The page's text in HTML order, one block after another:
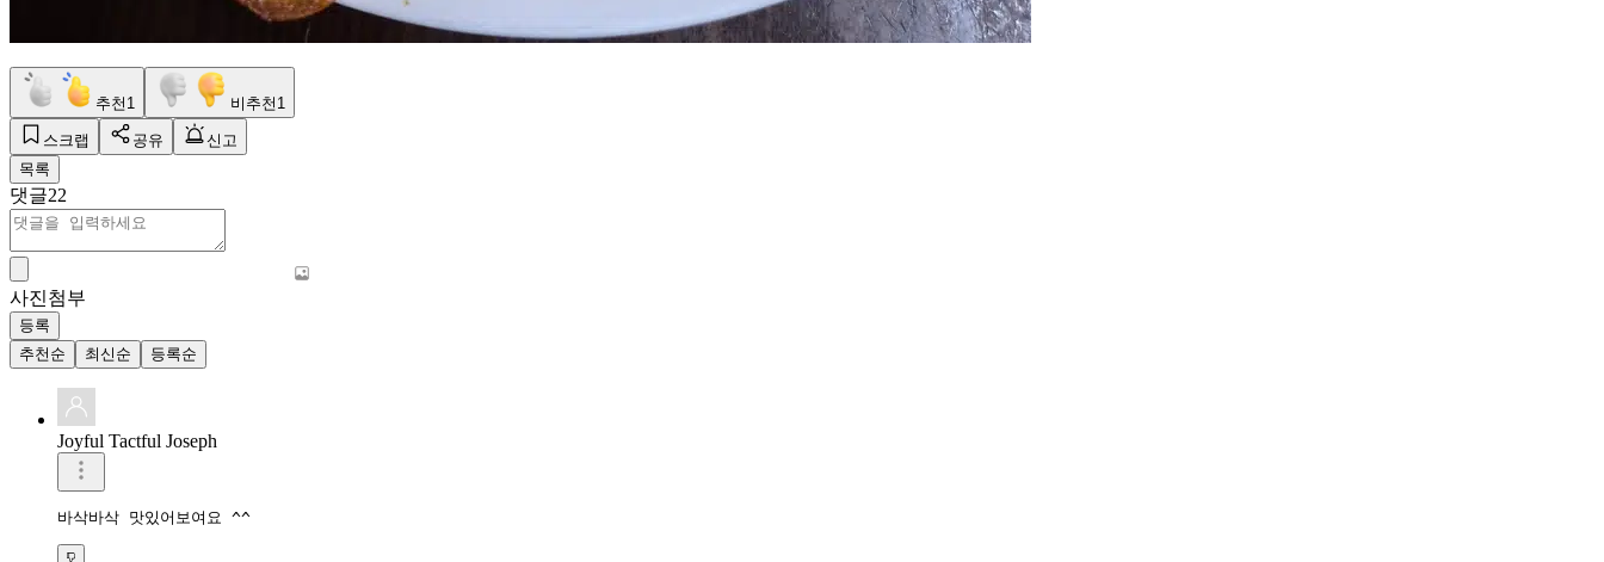
추천 1 비추천 1
스크랩 공유
신고
목록
댓글22
사진첨부
등록
추천순
최신순 등록순
Joyful Tactful Joseph
바삭바삭 맛있어보여요 ^^